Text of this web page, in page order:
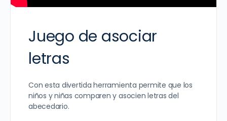
Juego de asociar
letras
Con esta divertida herramienta permite que los
niños y niñas comparen y asocien letras del
abecedario.